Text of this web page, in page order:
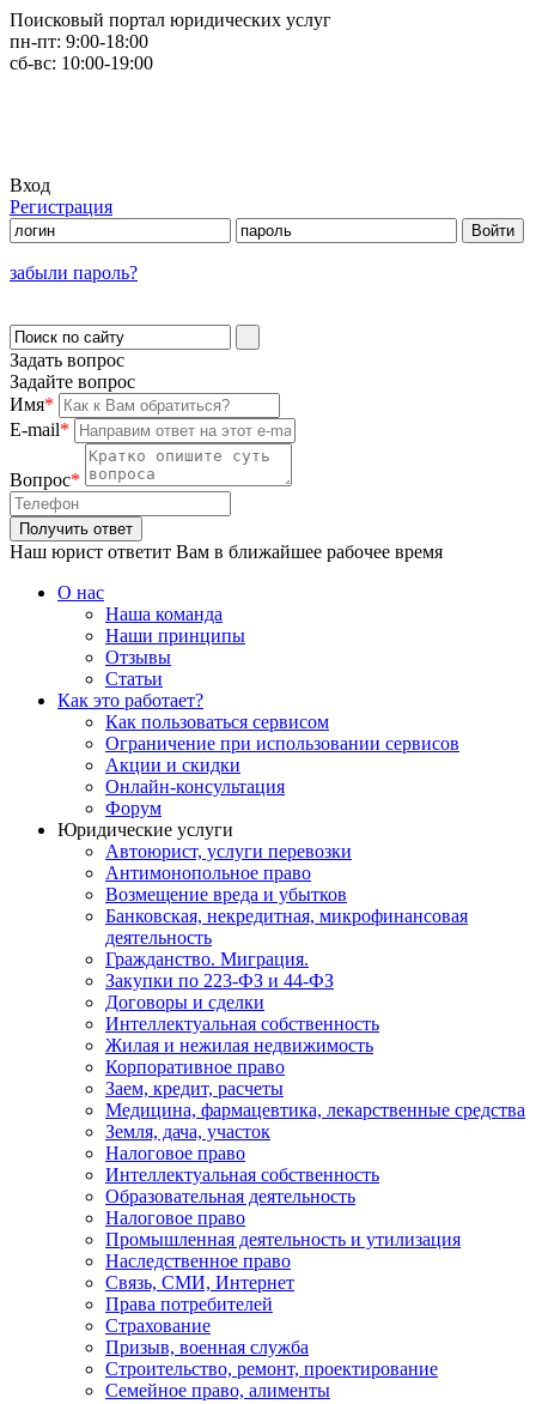
Поисковый портал юридических услуг
пн-пт: 9:00-18:00
сб-вс: 10:00-19:00
Вход
Регистрация
забыли пароль?
Задать вопрос
Задайте вопрос
Имя*
E-mail*
Вопрос*
Наш юрист ответит Вам в ближайшее рабочее время
О нас
Наша команда
Наши принципы
Отзывы
Статьи
Как это работает?
Как пользоваться сервисом
Ограничение при использовании сервисов
Акции и скидки
Онлайн-консультация
Форум
Юридические услуги
Автоюрист, услуги перевозки
Антимонопольное право
Возмещение вреда и убытков
Банковская, некредитная, микрофинансовая
деятельность
Гражданство. Миграция.
Закупки по 223-ФЗ и 44-ФЗ
Договоры и сделки
Интеллектуальная собственность
Жилая и нежилая недвижимость
Корпоративное право
Заем, кредит, расчеты
Медицина, фармацевтика, лекарственные средства
Земля, дача, участок
Налоговое право
Интеллектуальная собственность
Образовательная деятельность
Налоговое право
Промышленная деятельность и утилизация
Наследственное право
Связь, СМИ, Интернет
Права потребителей
Страхование
Призыв, военная служба
Строительство, ремонт, проектирование
Семейное право, алименты